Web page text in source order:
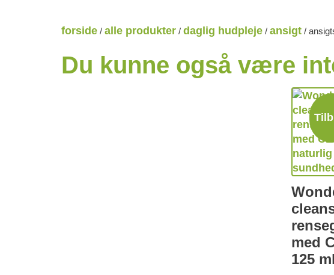
forside / alle produkter / daglig hudpleje / ansigt /
Du kunne også være
med
125